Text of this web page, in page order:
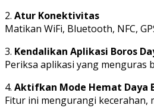
2. Atur Konektivitas
Matikan WiFi, Bluetooth, NFC,
3. Kendalikan Aplikasi Boros
Periksa aplikasi yang menguras
4. Aktifkan Mode Hemat Daya
Fitur ini mengurangi kecerahan,